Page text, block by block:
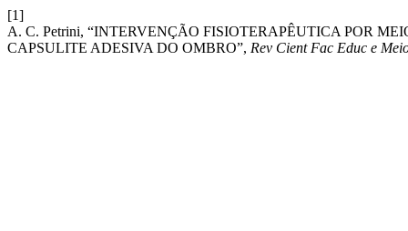
[1]
A. C. Petrini, “INTERVENÇÃO FISIOTERAPÊUTICA POR
CAPSULITE ADESIVA DO OMBRO”, Rev Cient Fac Educ e